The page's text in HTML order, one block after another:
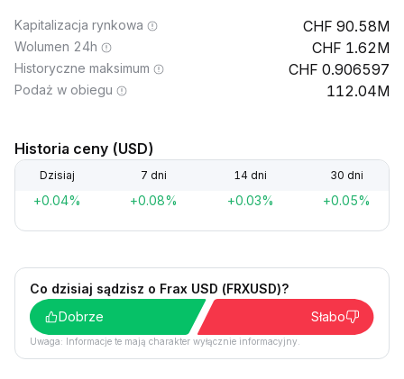
Kapitalizacja rynkowa 90.58M
Wolumen 24h 1.62M
Historyczne maksimum 0.906597
Podaż w obiegu 112.04M
Historia ceny (USD)
Dzisiaj 7 dni 14 dni 30 dni
+0.04% +0.08% +0.03% +0.05%
Co dzisiaj sądzisz o Frax USD (FRXUSD)?
Dobrze
Słabo
Uwaga: Informacje te mają charakter wyłącznie informacyjny.